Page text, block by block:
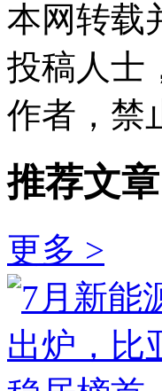
本网转载
投稿人士
作者，禁
推荐文章
更多 >